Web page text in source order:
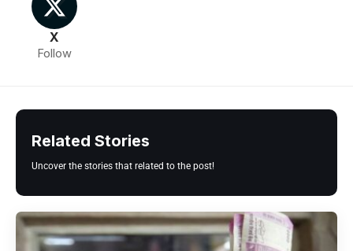
X
Follow
Related Stories
Uncover the stories that related to the post!